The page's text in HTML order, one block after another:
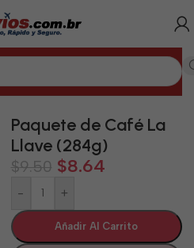
Varios Ciego de Ávila
Paquete de Café La
Llave (284g)
$9.50 $8.64
- +
Añadir Al Carrito